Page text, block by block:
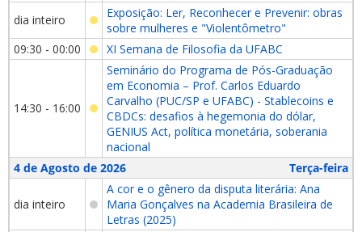
dia inteiro
Exposição: Ler, Reconhecer e Prevenir: obras
sobre mulheres e "Violentômetro"
09:30 - 00:00
XI Semana de Filosofia da UFABC
14:30 - 16:00
Seminário do Programa de Pós-Graduação
em Economia – Prof. Carlos Eduardo
Carvalho (PUC/SP e UFABC) - Stablecoins e
CBDCs: desafios à hegemonia do dólar,
GENIUS Act, política monetária, soberania
nacional
4 de Agosto de 2026
Terça-feira
dia inteiro
A cor e o gênero da disputa literária: Ana
Maria Gonçalves na Academia Brasileira de
Letras (2025)